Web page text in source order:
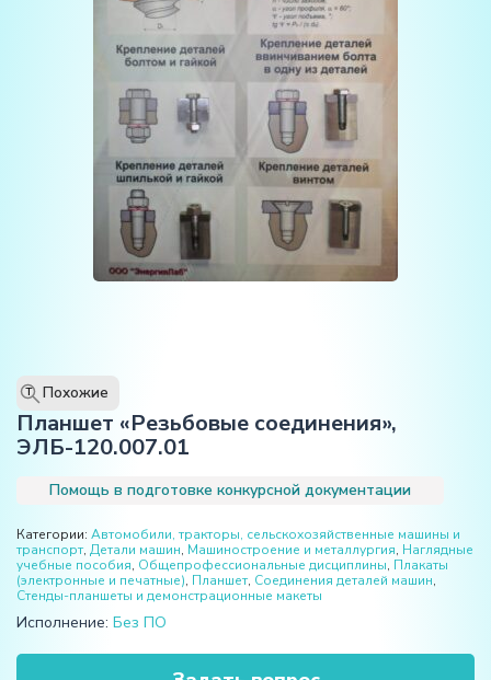
T Похожие
Планшет «Резьбовые соединения»,
ЭЛБ-120.007.01
Помощь в подготовке конкурсной документации
Категории: Автомобили, тракторы, сельскохозяйственные машины и
транспорт, Детали машин, Машиностроение и металлургия, Наглядные
учебные пособия, Общепрофессиональные дисциплины, Плакаты
(электронные и печатные), Планшет, Соединения деталей машин,
Стенды-планшеты и демонстрационные макеты
Исполнение: Без ПО